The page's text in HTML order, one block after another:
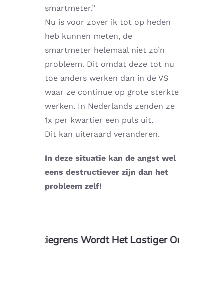
smartmeter.”
Nu is voor zover ik tot op heden
heb kunnen meten, de
smartmeter helemaal niet zo’n
probleem. Dit omdat deze tot nu
toe anders werken dan in de VS
waar ze continue op grote sterkte
werken. In Nederlands zenden ze
1x per kwartier een puls uit.
Dit kan uiteraard veranderen.
In deze situatie kan de angst wel
eens destructiever zijn dan het
probleem zelf!
Wordt Het Lastiger Om Weer Terug Te